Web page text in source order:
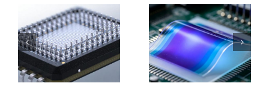
柔性薄膜光致
变色膜制备 超
声波喷涂工艺
原理及应用研
钛基钌铱阳极
超声波涂覆解
决方案